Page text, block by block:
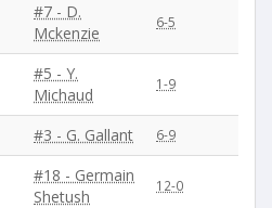
#7 - D.
Mckenzie
6-5
#5 - Y.
Michaud
1-9
#3 - G. Gallant 6-9
#18 - Germain
Shetush
12-0